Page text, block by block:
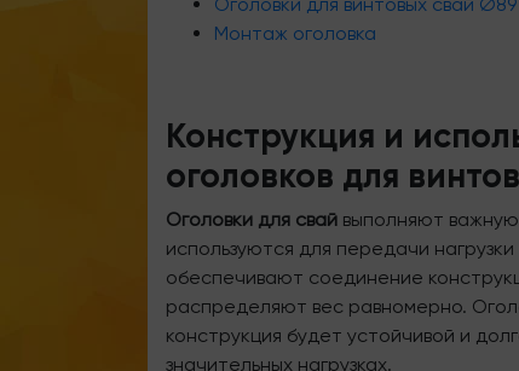
Монтаж оголовка
Конструкция и
оголовков для
Оголовки для свай выполняют
используются для передачи
обеспечивают соединение
распределяют вес равномерно.
конструкция будет устойчивой и
значительных нагрузках.